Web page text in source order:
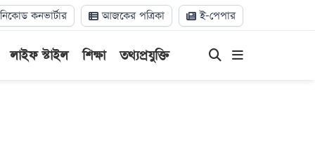
কনভার্টার আজকের পত্রিকা ই-পেপার
লাইফ স্টাইল শিক্ষা তথ্যপ্রযুক্তি